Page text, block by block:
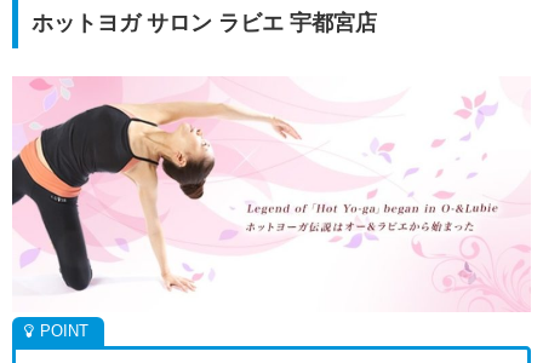
ホットヨガ サロン ラビエ 宇都宮店